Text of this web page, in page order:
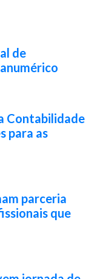
de
Contabilidade
para as
parceria
que